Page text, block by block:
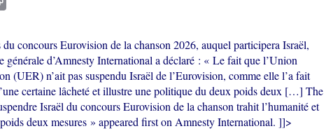
concours Eurovision de la chanson 2026, auquel participera Israël,
générale d’Amnesty International a déclaré : « Le fait que l’Union
(UER) n’ait pas suspendu Israël de l’Eurovision, comme elle l’a fait
certaine lâcheté et illustre une politique du deux poids deux […] The
Israël du concours Eurovision de la chanson trahit l’humanité et
deux mesures » appeared first on Amnesty International. ]]>